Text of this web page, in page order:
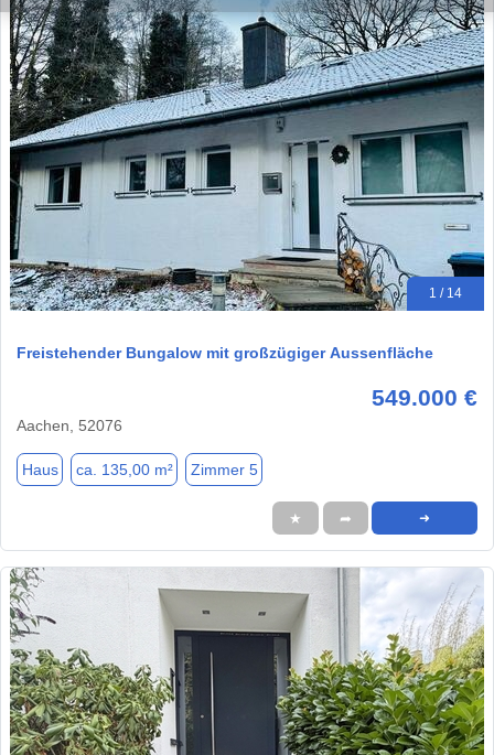
1 / 14
Freistehender Bungalow mit großzügiger Aussenfläche
549.000 €
Aachen, 52076
Haus ca. 135,00 m² Zimmer 5
★ ➦ ➜